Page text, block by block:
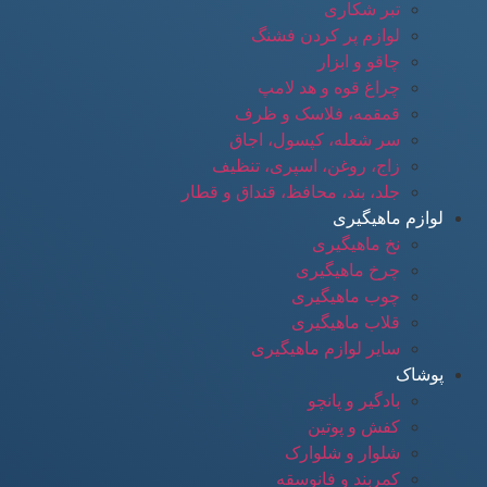
تبر شکاری
لوازم پر کردن فشنگ
چاقو و ابزار
چراغ قوه و هد لامپ
قمقمه، فلاسک و ظرف
سر شعله، کپسول، اجاق
زاج، روغن، اسپری، تنظیف
جلد، بند، محافظ، قنداق و قطار
لوازم ماهیگیری
نخ ماهیگیری
چرخ ماهیگیری
چوب ماهیگیری
قلاب ماهیگیری
سایر لوازم ماهیگیری
پوشاک
بادگیر و پانچو
کفش و پوتین
شلوار و شلوارک
کمربند و فانوسقه